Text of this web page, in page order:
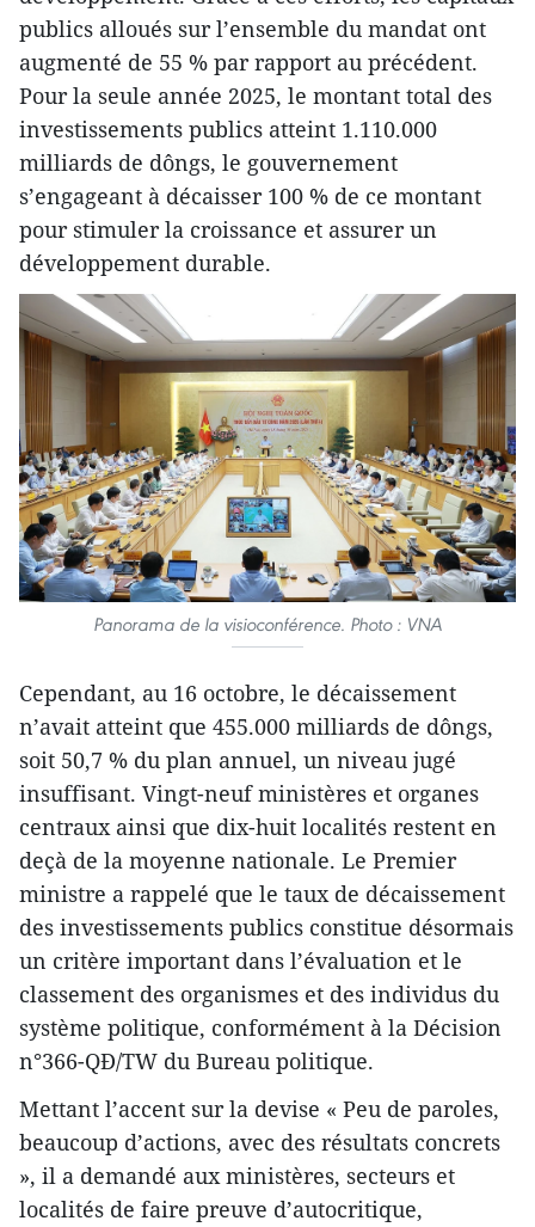
publics alloués sur l’ensemble du mandat ont
augmenté de 55 % par rapport au précédent.
Pour la seule année 2025, le montant total des
investissements publics atteint 1.110.000
milliards de dôngs, le gouvernement
s’engageant à décaisser 100 % de ce montant
pour stimuler la croissance et assurer un
développement durable.
Panorama de la visioconférence. Photo : VNA
Cependant, au 16 octobre, le décaissement
n’avait atteint que 455.000 milliards de dôngs,
soit 50,7 % du plan annuel, un niveau jugé
insuffisant. Vingt-neuf ministères et organes
centraux ainsi que dix-huit localités restent en
deçà de la moyenne nationale. Le Premier
ministre a rappelé que le taux de décaissement
des investissements publics constitue désormais
un critère important dans l’évaluation et le
classement des organismes et des individus du
système politique, conformément à la Décision
n°366-QĐ/TW du Bureau politique.
Mettant l’accent sur la devise « Peu de paroles,
beaucoup d’actions, avec des résultats concrets
», il a demandé aux ministères, secteurs et
localités de faire preuve d’autocritique,